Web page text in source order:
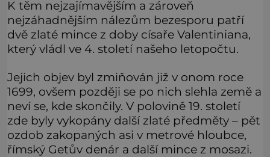
K těm nejzajímavějším a zároveň
nejzáhadnějším nálezům bezesporu patří
dvě zlaté mince z doby císaře Valentiniana,
který vládl ve 4. století našeho letopočtu.
Jejich objev byl zmiňován již v onom roce
1699, ovšem později se po nich slehla země a
neví se, kde skončily. V polovině 19. století
zde byly vykopány další zlaté předměty – pět
ozdob zakopaných asi v metrové hloubce,
římský Getův denár a další mince z mosazi.